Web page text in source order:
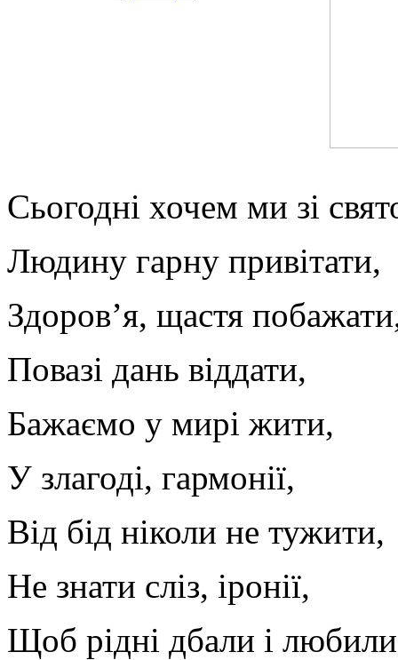
Сьогодні хочем ми зі
Людину гарну привітати,
Здоров’я, щастя
Повазі дань віддати,
Бажаємо у мирі жити,
У злагоді, гармонії,
Від бід ніколи не тужити,
Не знати сліз, іронії,
Щоб рідні дбали і